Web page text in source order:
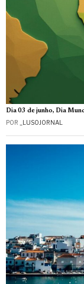
Dia 03 de junho, Dia
POR _LUSOJORNAL